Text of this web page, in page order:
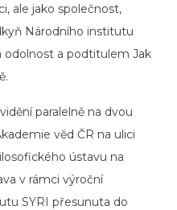
ale jako společnost,
Národního institutu
odolnost a podtitulem Jak
paralelně na dvou
věd ČR na ulici
ústavu na
v rámci výroční
SYRI přesunuta do